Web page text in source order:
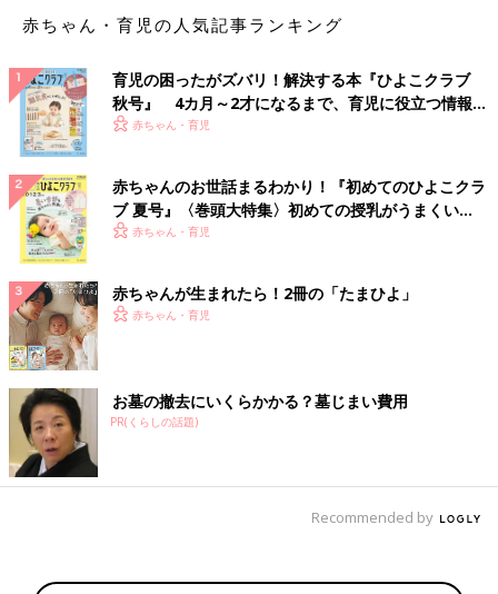
赤ちゃん・育児の人気記事ランキング
育児の困ったがズバリ！解決する本『ひよこクラブ
秋号』 4カ月～2才になるまで、育児に役立つ情報が
いっぱい！
赤ちゃん・育児
赤ちゃんのお世話まるわかり！『初めてのひよこクラ
ブ 夏号』〈巻頭大特集〉初めての授乳がうまくい
く！ おっぱい・ミルクの基本と夏のトラブル 解決テ
赤ちゃん・育児
赤ちゃんが生まれたら！2冊の「たまひよ」
赤ちゃん・育児
お墓の撤去にいくらかかる？墓じまい費用
PR(くらしの話題)
Recommended by